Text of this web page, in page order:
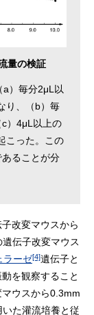
量の検証
）毎分2μL以
り、（b）毎
）4μL以上の
こった。この
ることが分
改変マウスから
伝子改変マウス
ラーゼ[4]遺伝子と
を観察すること
ウスから0.3mm
た灌流培養と従